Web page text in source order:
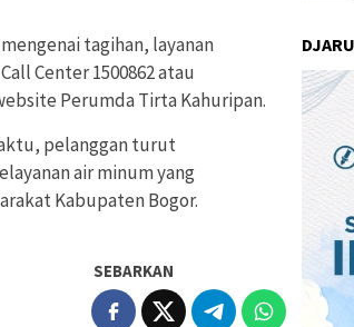
tagihan, layanan
Center 1500862 atau
Perumda Tirta Kahuripan.
pelanggan turut
air minum yang
Kabupaten Bogor.
SEBARKAN